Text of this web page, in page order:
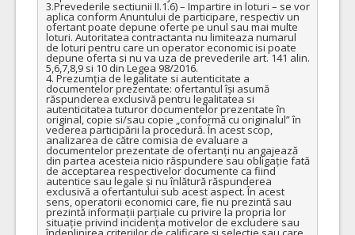
3.Prevederile sectiunii II.1.6) – Impartire in loturi – se vor
aplica conform Anuntului de participare, respectiv un
ofertant poate depune oferte pe unul sau mai multe
loturi. Autoritatea contractanta nu limiteaza numarul
de loturi pentru care un operator economic isi poate
depune oferta si nu va uza de prevederile art. 141 alin.
5,6,7,8,9 si 10 din Legea 98/2016.
4. Prezumția de legalitate si autenticitate a
documentelor prezentate: ofertantul își asumă
răspunderea exclusivă pentru legalitatea si
autenticitatea tuturor documentelor prezentate în
original, copie si/sau copie „conformă cu originalul” în
vederea participării la procedură. În acest scop,
analizarea de către comisia de evaluare a
documentelor prezentate de ofertanți nu angajează
din partea acesteia nicio răspundere sau obligație fată
de acceptarea respectivelor documente ca fiind
autentice sau legale și nu înlătură răspunderea
exclusivă a ofertantului sub acest aspect. În acest
sens, operatorii economici care, fie nu prezintă sau
prezintă informații parțiale cu privire la propria lor
situație privind incidența motivelor de excludere sau